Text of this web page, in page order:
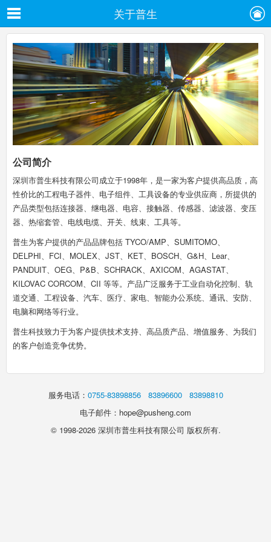
关于普生
公司简介
深圳市普生科技有限公司成立于1998年，是一家为客户提供高品质，高
性价比的工程电子器件、电子组件、工具设备的专业供应商，所提供的
产品类型包括连接器、继电器、电容、接触器、传感器、滤波器、变压
器、热缩套管、电线电缆、开关、线束、工具等。
普生为客户提供的产品品牌包括 TYCO/AMP、SUMITOMO、
DELPHI、FCI、MOLEX、JST、KET、BOSCH、G&H、Lear、
PANDUIT、OEG、P&B、SCHRACK、AXICOM、AGASTAT、
KILOVAC CORCOM、CII 等等。产品广泛服务于工业自动化控制、轨
道交通、工程设备、汽车、医疗、家电、智能办公系统、通讯、安防、
电脑和网络等行业。
普生科技致力于为客户提供技术支持、高品质产品、增值服务、为我们
的客户创造竞争优势。
服务电话： 0755-83898856 83896600
83898810
电子邮件：hope@pusheng.com
© 1998-2026 深圳市普生科技有限公司 版权所有.